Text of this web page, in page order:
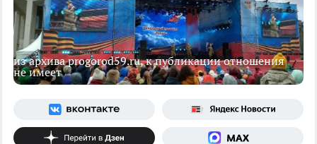
из архива progorod59.ru, к публикации отношения
не имеет